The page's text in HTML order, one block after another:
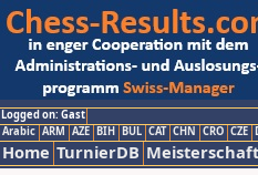
Logged on: Gast
Arabic ARM AZE BIH BUL CAT CHN CRO CZE
Home TurnierDB Meisterschaft